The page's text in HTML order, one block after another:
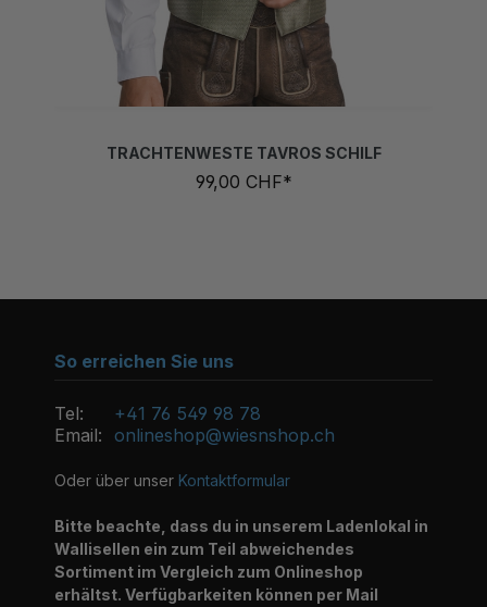
99,00 CHF*
So erreichen Sie uns
Tel:
+41 76 549 98 78
Email: onlineshop@wiesnshop.ch
Oder über unser Kontaktformular
Bitte beachte, dass du in unserem Ladenlokal in
Wallisellen ein zum Teil abweichendes
Sortiment im Vergleich zum Onlineshop
erhältst. Verfügbarkeiten können per Mail